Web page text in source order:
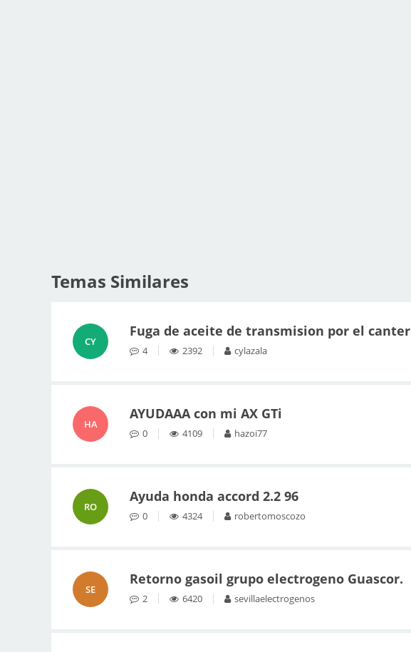
Temas Similares
CY
Fuga de aceite de transmision por el canter
4 2392 cylazala
HA
AYUDAAA con mi AX GTi
0 4109 hazoi77
RO
Ayuda honda accord 2.2 96
0 4324 robertomoscozo
SE
Retorno gasoil grupo electrogeno Guascor.
2 6420 sevillaelectrogenos